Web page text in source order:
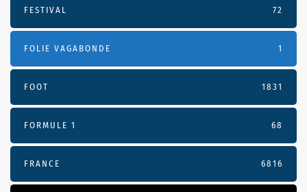
FESTIVAL 72
FOLIE VAGABONDE 1
FOOT 1831
FORMULE 1 68
FRANCE 6816